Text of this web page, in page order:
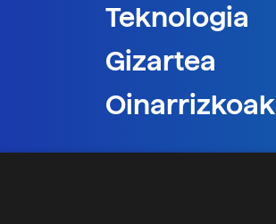
Teknologia
Gizartea
Oinarrizkoak